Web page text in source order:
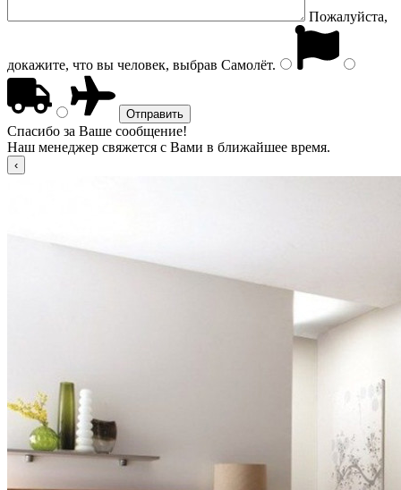
Пожалуйста,
докажите, что вы человек, выбрав Самолёт.
Спасибо за Ваше сообщение!
Наш менеджер свяжется с Вами в ближайшее время.